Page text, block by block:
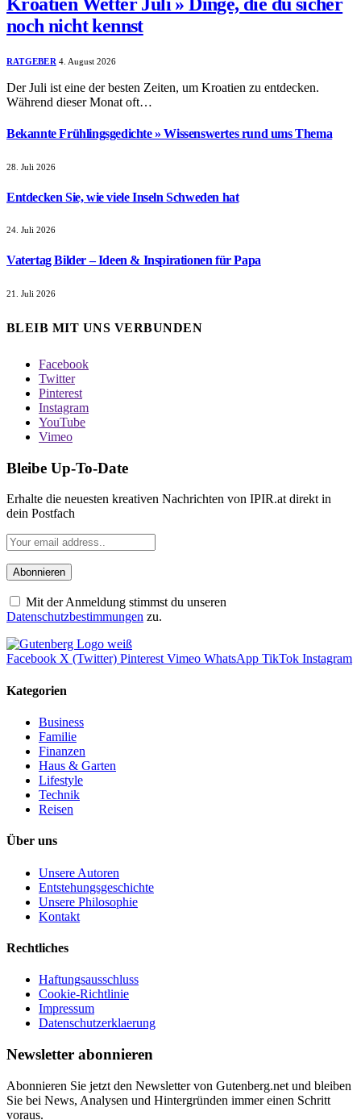
noch nicht kennst
RATGEBER 4. August 2026
Der Juli ist eine der besten Zeiten, um Kroatien zu entdecken.
Während dieser Monat oft…
Bekannte Frühlingsgedichte » Wissenswertes rund ums Thema
28. Juli 2026
Entdecken Sie, wie viele Inseln Schweden hat
24. Juli 2026
Vatertag Bilder – Ideen & Inspirationen für Papa
21. Juli 2026
BLEIB MIT UNS VERBUNDEN
Facebook
Twitter
Pinterest
Instagram
YouTube
Vimeo
Bleibe Up-To-Date
Erhalte die neuesten kreativen Nachrichten von IPIR.at direkt in
dein Postfach
Mit der Anmeldung stimmst du unseren
Datenschutzbestimmungen zu.
Facebook X (Twitter) Pinterest Vimeo WhatsApp TikTok Instagram
Kategorien
Business
Familie
Finanzen
Haus & Garten
Lifestyle
Technik
Reisen
Über uns
Unsere Autoren
Entstehungsgeschichte
Unsere Philosophie
Kontakt
Rechtliches
Haftungsausschluss
Cookie-Richtlinie
Impressum
Datenschutzerklaerung
Newsletter abonnieren
Abonnieren Sie jetzt den Newsletter von Gutenberg.net und bleiben
Sie bei News, Analysen und Hintergründen immer einen Schritt
voraus.